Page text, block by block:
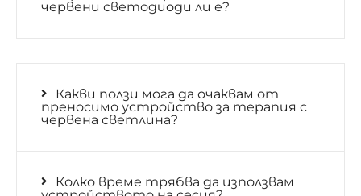
червени светодиоди ли е?
Какви ползи мога да очаквам от
преносимо устройство за терапия с
червена светлина?
Колко време трябва да използвам